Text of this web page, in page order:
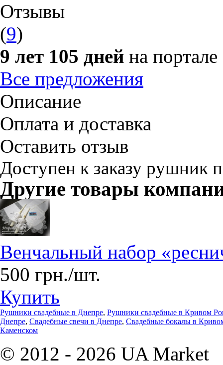
Отзывы
(9)
9 лет 105 дней на портале
Все предложения
Описание
Оплата и доставка
Оставить отзыв
Доступен к заказу рушник
Другие товары
Венчальный набор
500 грн./шт.
Купить
Рушники свадебные в Днепре, Рушники свадебные в Кривом
Днепре, Свадебные свечи в Днепре, Свадебные бокалы в
Каменском
© 2012 - 2026 UA Market